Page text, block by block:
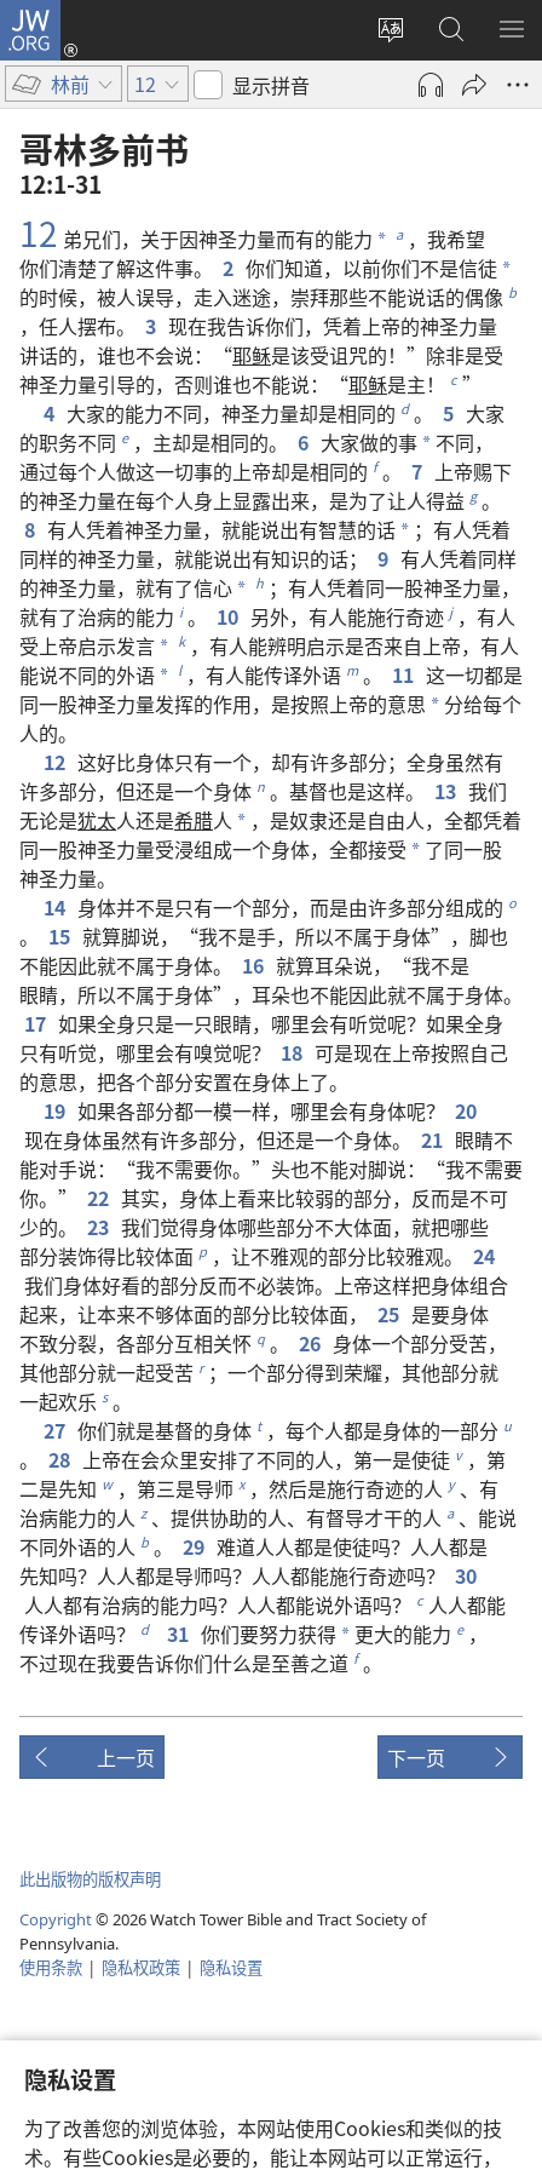
隐私设置
为了改善您的浏览体验，本网站使用Cookies和类似的技
术。有些Cookies是必要的，能让本网站可以正常运行，
JW.ORG
更
网
登
录
开
搜
索
JW.ORG
显
菜
林前 12 显示拼音
哥林多前书
12:1-31
12 弟兄们， 关于因神圣力量而有的能力 * a ， 我希望
你们清楚了解这件事。 2 你们知道， 以前你们不是信徒 *
的时候， 被人误导， 走入迷途， 崇拜那些不能说话的偶像 b
， 任人摆布。 3 现在我告诉你们， 凭着上帝的神圣力量
讲话的， 谁也不会说：“耶稣是该受诅咒的！” 除非是受
神圣力量引导的， 否则谁也不能说：“耶稣是主！ c ”
4 大家的能力不同， 神圣力量却是相同的 d 。 5 大家
的职务不同 e ， 主却是相同的。 6 大家做的事 * 不同，
通过每个人做这一切事的上帝却是相同的 f 。 7 上帝赐下
的神圣力量在每个人身上显露出来， 是为了让人得益 g 。
8 有人凭着神圣力量， 就能说出有智慧的话 * ； 有人凭着
同样的神圣力量， 就能说出有知识的话； 9 有人凭着同样
的神圣力量， 就有了信心 * h ； 有人凭着同一股神圣力量，
就有了治病的能力 i 。 10 另外， 有人能施行奇迹 j ， 有人
受上帝启示发言 * k ， 有人能辨明启示是否来自上帝， 有人
能说不同的外语 * l ， 有人能传译外语 m 。 11 这一切都是
同一股神圣力量发挥的作用， 是按照上帝的意思 * 分给每个
人的。
12 这好比身体只有一个， 却有许多部分； 全身虽然有
许多部分， 但还是一个身体 n 。 基督也是这样。 13 我们
无论是犹太人还是希腊人 * ， 是奴隶还是自由人， 全都凭着
同一股神圣力量受浸组成一个身体， 全都接受 * 了同一股
神圣力量。
14 身体并不是只有一个部分， 而是由许多部分组成的 o
。 15 就算脚说，“我不是手， 所以不属于身体”， 脚也
不能因此就不属于身体。 16 就算耳朵说，“我不是
眼睛， 所以不属于身体”， 耳朵也不能因此就不属于身体。
17 如果全身只是一只眼睛， 哪里会有听觉呢？ 如果全身
只有听觉， 哪里会有嗅觉呢？ 18 可是现在上帝按照自己
的意思， 把各个部分安置在身体上了。
19 如果各部分都一模一样， 哪里会有身体呢？
20
现在身体虽然有许多部分， 但还是一个身体。 21 眼睛不
能对手说：“我不需要你。” 头也不能对脚说：“我不需要
你。” 22 其实， 身体上看来比较弱的部分， 反而是不可
少的。 23 我们觉得身体哪些部分不大体面， 就把哪些
部分装饰得比较体面 p ， 让不雅观的部分比较雅观。
24
我们身体好看的部分反而不必装饰。 上帝这样把身体组合
起来， 让本来不够体面的部分比较体面， 25 是要身体
不致分裂， 各部分互相关怀 q 。 26 身体一个部分受苦，
其他部分就一起受苦 r ； 一个部分得到荣耀， 其他部分就
一起欢乐 s 。
27 你们就是基督的身体 t ， 每个人都是身体的一部分 u
。 28 上帝在会众里安排了不同的人， 第一是使徒 v ， 第
二是先知 w ， 第三是导师 x ， 然后是施行奇迹的人 y 、 有
治病能力的人 z 、 提供协助的人、 有督导才干的人 a 、 能说
不同外语的人 b 。 29 难道人人都是使徒吗？ 人人都是
先知吗？ 人人都是导师吗？ 人人都能施行奇迹吗？
30
人人都有治病的能力吗？ 人人都能说外语吗？ c 人人都能
传译外语吗？ d 31 你们要努力获得 * 更大的能力 e ，
不过现在我要告诉你们什么是至善之道 f 。
上一页 下一页
此出版物的版权声明
Copyright© 2026Watch Tower Bible and Tract Society of
Pennsylvania.
使用条款 | 隐私权政策 | 隐私设置